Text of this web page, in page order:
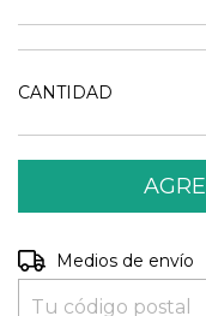
CANTIDAD
Entregas para el CP:
Medios de envío